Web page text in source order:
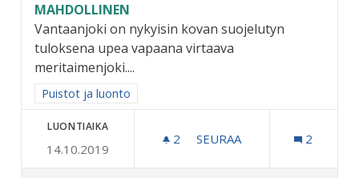
MAHDOLLINEN
Vantaanjoki on nykyisin kovan suojelutyn
tuloksena upea vapaana virtaava
meritaimenjoki....
Rajaa tulokset aihepiirin mukaan: Puistot ja luonto
Puistot ja luonto
LUONTIAIKA
14.10.2019
2 2 SEURAAJAA
SEURAA 2